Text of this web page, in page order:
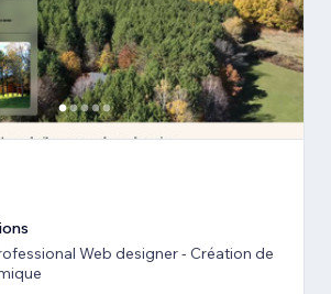
Web designer - Création de